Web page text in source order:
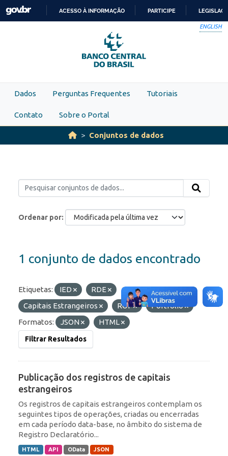
Skip to main content
PARA
O
CONTEÚDO
ACESSO À INFORMAÇÃO PARTICIPE
ENGLISH
Dados Perguntas Frequentes Tutoriais
Contato Sobre o Portal
Conjuntos de dados
Ordenar por
1 conjunto de dados encontrado
Etiquetas: IED
RDE
Capitais Estrangeiros
ROF
Portfólio
Formatos:
JSON HTML
Filtrar Resultados
Publicação dos registros de capitais
estrangeiros
Os registros de capitais estrangeiros contemplam os
seguintes tipos de operações, criadas ou encerradas
em cada período data-base, no âmbito do sistema de
Registro Declaratório...
HTML API OData JSON